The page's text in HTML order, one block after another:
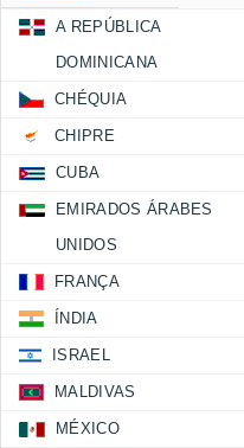
A REPÚBLICA
DOMINICANA
CHÉQUIA
CHIPRE
CUBA
EMIRADOS ÁRABES
UNIDOS
FRANÇA
ÍNDIA
ISRAEL
MALDIVAS
MÉXICO